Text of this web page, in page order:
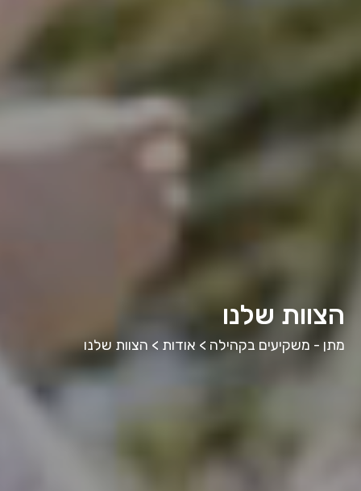
הצוות שלנו
מתן - משקיעים בקהילה > אודות > הצוות שלנו